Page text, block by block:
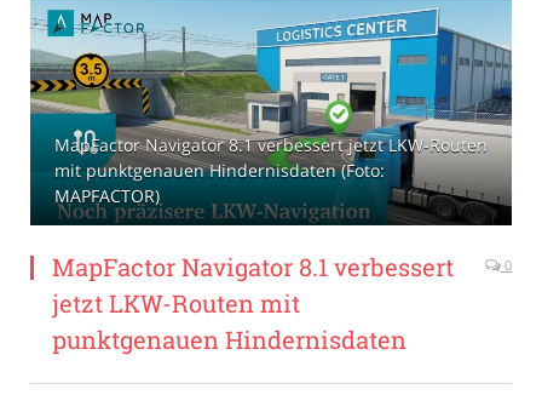
MapFactor Navigator 8.1 verbessert jetzt LKW-Routen
mit punktgenauen Hindernisdaten (Foto:
MAPFACTOR)
MapFactor Navigator 8.1 verbessert
jetzt LKW-Routen mit
punktgenauen Hindernisdaten
0